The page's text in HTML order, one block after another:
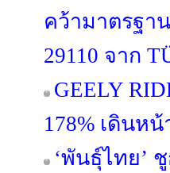
คว้ามาตรฐา
29110 จาก
GEELY
178% เดินห
‘พันธุ์ไทย’